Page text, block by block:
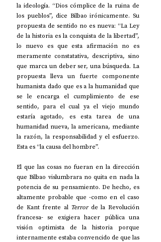
la ideología. “Dios cómplice de la ruina de
los pueblos”, dice Bilbao irónicamente. Su
propuesta de sentido no es nueva: “La Ley
de la historia es la conquista de la libertad”,
lo nuevo es que esta afirmación no es
meramente constatativa, descriptiva, sino
que marca un deber ser, una búsqueda. La
propuesta lleva un fuerte componente
humanista dado que es a la humanidad que
se le encarga el cumplimiento de ese
sentido, para el cual ya el viejo mundo
estaría agotado, es esta tarea de una
humanidad nueva, la americana, mediante
la razón, la responsabilidad y el esfuerzo.
Esta es “la causa del hombre”.
El que las cosas no fueran en la dirección
que Bilbao vislumbrara no quita en nada la
potencia de su pensamiento. De hecho, es
altamente probable que -como en el caso
de Kant frente al Terror de la Revolución
francesa- se exigiera hacer pública una
visión optimista de la historia porque
internamente estaba convencido de que las